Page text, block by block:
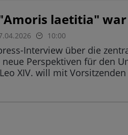
laetitia"
10:00
Interview über die
Perspektiven für den
XIV. will mit